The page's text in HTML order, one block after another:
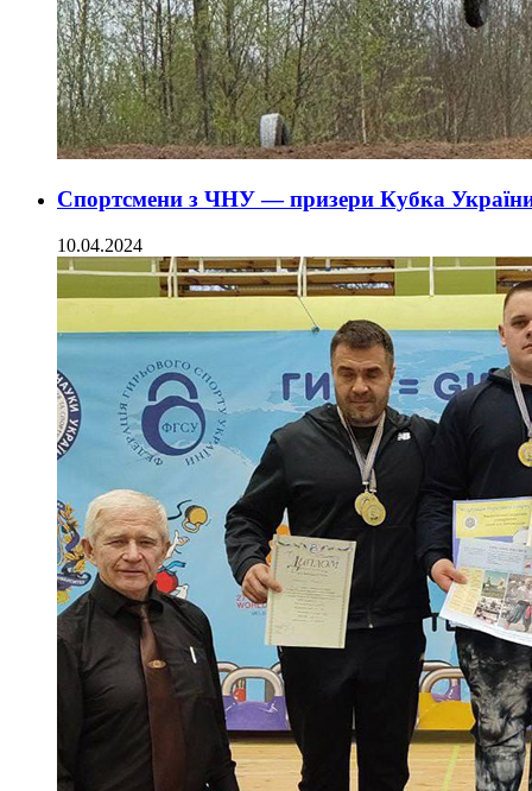
Спортсмени з ЧНУ — призери Кубка України
10.04.2024